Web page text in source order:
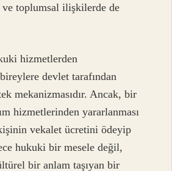
ve toplumsal ilişkilerde de
hizmetlerden
devlet tarafından
mekanizmasıdır. Ancak, bir
hizmetlerinden yararlanması
vekalet ücretini ödeyip
hukuki bir mesele değil,
bir anlam taşıyan bir